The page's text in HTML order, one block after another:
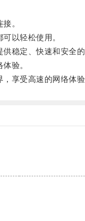
。
以轻松使用。
稳定、快速和安全的
验。
享受高速的网络体验